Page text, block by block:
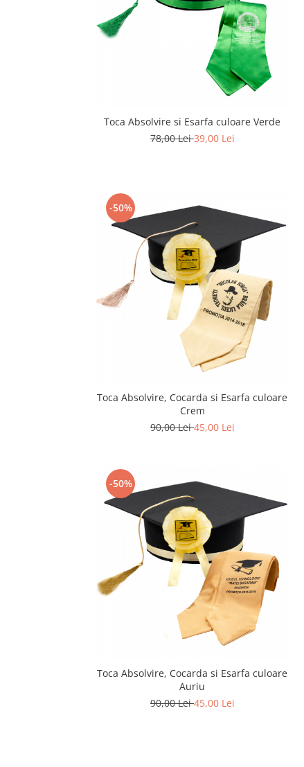
Toca Absolvire si Esarfa culoare Verde
78,00 Lei39,00 Lei
-50%
Toca Absolvire, Cocarda si Esarfa culoare
Crem
90,00 Lei45,00 Lei
-50%
Toca Absolvire, Cocarda si Esarfa culoare
Auriu
90,00 Lei45,00 Lei